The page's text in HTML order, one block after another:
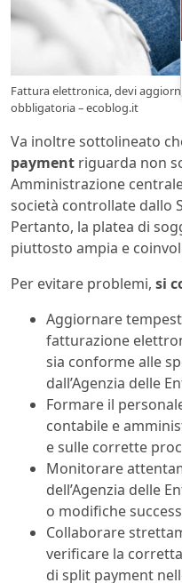
Fattura elettronica, devi
obbligatoria – ecoblog.it
Va inoltre sottolineato
payment riguarda non
Amministrazione
società controllate dallo
Pertanto, la platea di
piuttosto ampia e
Per evitare problemi, si
Aggiornare
fatturazione
sia conforme alle
dall’Agenzia delle
Formare il
contabile e
e sulle corrette
Monitorare
dell’Agenzia delle
o modifiche
Collaborare
verificare la
di split payment